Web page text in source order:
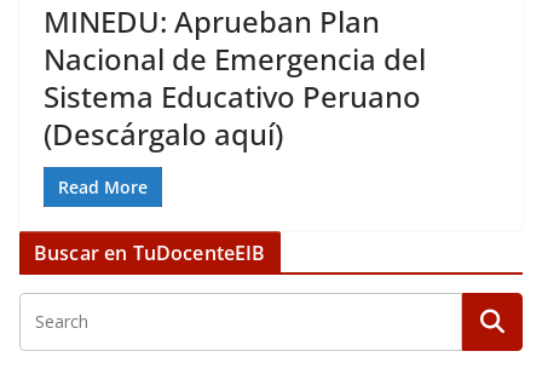
MINEDU: Aprueban Plan
Nacional de Emergencia del
Sistema Educativo Peruano
(Descárgalo aquí)
Read More
Buscar en TuDocenteEIB